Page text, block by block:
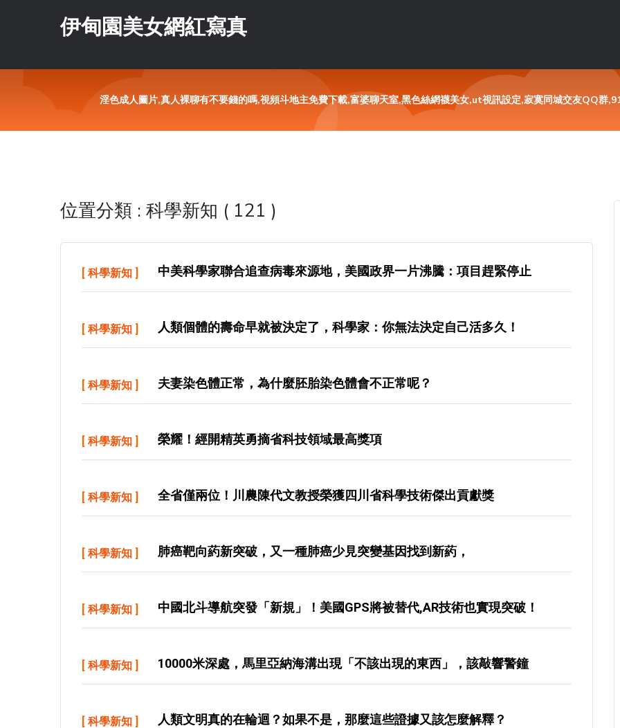
伊甸園美女網紅寫真
淫色成人圖片,真人裸聊有不要錢的嗎,視頻斗地主免費下載,富婆聊天室,黑色絲網襪美女,ut視訊設定,寂寞同城交友QQ群
位置分類 : 科學新知 ( 121 )
[ 科學新知 ] 中美科學家聯合追查病毒來源地，美國政界一片沸騰：項目趕緊停止
[ 科學新知 ] 人類個體的壽命早就被決定了，科學家：你無法決定自己活多久！
[ 科學新知 ] 夫妻染色體正常，為什麼胚胎染色體會不正常呢？
[ 科學新知 ] 榮耀！經開精英勇摘省科技領域最高獎項
[ 科學新知 ] 全省僅兩位！川農陳代文教授榮獲四川省科學技術傑出貢獻獎
[ 科學新知 ] 肺癌靶向葯新突破，又一種肺癌少見突變基因找到新葯，
[ 科學新知 ] 中國北斗導航突發「新規」！美國GPS將被替代,AR技術也實現突破！
[ 科學新知 ] 10000米深處，馬里亞納海溝出現「不該出現的東西」，該敲響警鐘
[ 科學新知 ] 人類文明真的在輪迴？如果不是，那麼這些證據又該怎麼解釋？